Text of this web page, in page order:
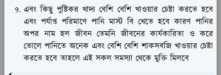
এবং কিছু পুষ্টিকর খাদ্য বেশি বেশি খাওয়ার চেষ্টা করতে হবে
এবং পর্যাপ্ত পরিমাণে পানি মাস্ট বি খেতে হবে কারণ পানির
অপর নাম হল জীবন তেমনি জীবনের কার্যকারিতা ও করে
তোলে পানিতে অনেক এবং বেশি বেশি শাকসবজি খাওয়ার চেষ্টা
করতে হবে তাহলে এই সকল সমস্যা থেকে মুক্তি মিলবে